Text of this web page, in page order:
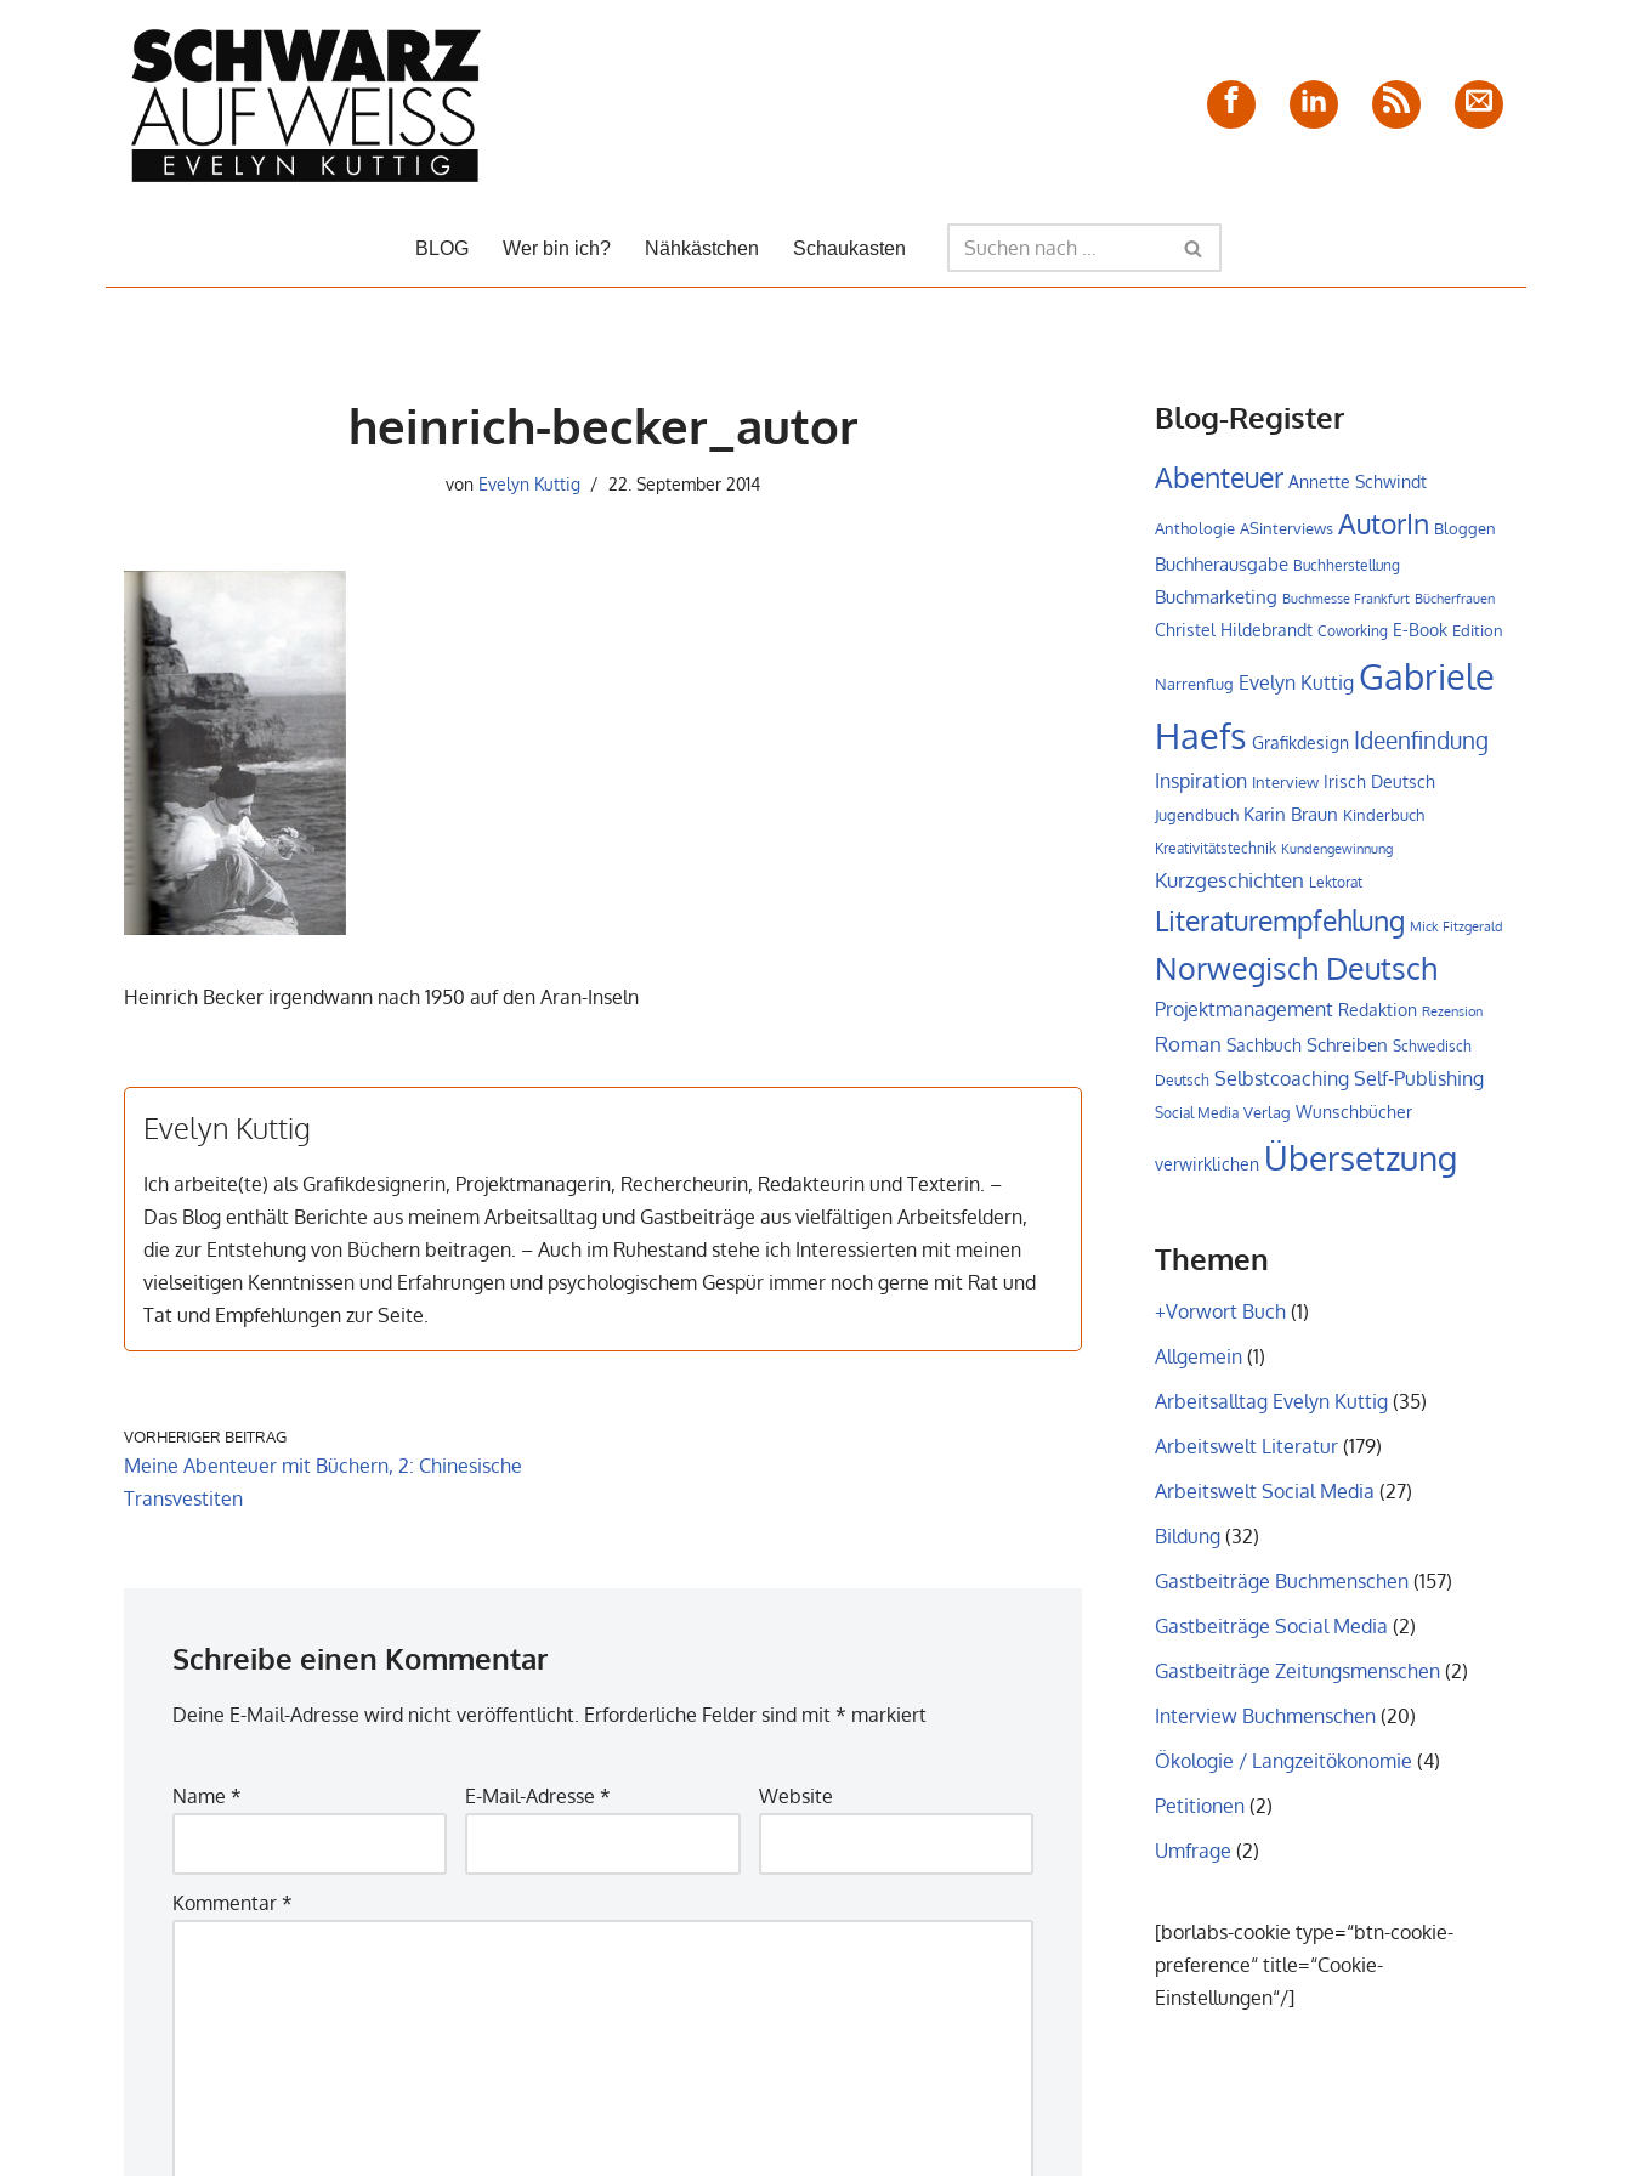
FacebookLinkedIn Feed
E-
Mail
BLOG Wer bin ich? Nähkästchen Schaukasten
heinrich-becker_autor
von Evelyn Kuttig 22. September 2014
Heinrich Becker irgendwann nach 1950 auf den Aran-Inseln
Evelyn Kuttig
Ich arbeite(te) als Grafikdesignerin, Projektmanagerin, Rechercheurin, Redakteurin und Texterin. –
Das Blog enthält Berichte aus meinem Arbeitsalltag und Gastbeiträge aus vielfältigen Arbeitsfeldern,
die zur Entstehung von Büchern beitragen. – Auch im Ruhestand stehe ich Interessierten mit meinen
vielseitigen Kenntnissen und Erfahrungen und psychologischem Gespür immer noch gerne mit Rat und
Tat und Empfehlungen zur Seite.
VORHERIGER BEITRAG
Meine Abenteuer mit Büchern, 2: Chinesische
Transvestiten
Schreibe einen Kommentar
Deine E-Mail-Adresse wird nicht veröffentlicht. Erforderliche Felder sind mit * markiert
Name * E-Mail-Adresse* Website
Kommentar *
Blog-Register
Abenteuer Annette Schwindt
Anthologie ASinterviews AutorIn Bloggen
Buchherausgabe Buchherstellung
Buchmarketing Buchmesse Frankfurt Bücherfrauen
Christel Hildebrandt Coworking E-Book Edition
Narrenflug Evelyn Kuttig Gabriele
Haefs Grafikdesign Ideenfindung
Inspiration Interview Irisch Deutsch
Jugendbuch Karin Braun Kinderbuch
Kreativitätstechnik Kundengewinnung
Kurzgeschichten Lektorat
Literaturempfehlung Mick Fitzgerald
Norwegisch Deutsch
Projektmanagement Redaktion Rezension
Roman Sachbuch Schreiben Schwedisch
Deutsch Selbstcoaching Self-Publishing
Social Media Verlag Wunschbücher
verwirklichen Übersetzung
Themen
+Vorwort Buch (1)
Allgemein (1)
Arbeitsalltag Evelyn Kuttig (35)
Arbeitswelt Literatur (179)
Arbeitswelt Social Media (27)
Bildung (32)
Gastbeiträge Buchmenschen (157)
Gastbeiträge Social Media (2)
Gastbeiträge Zeitungsmenschen (2)
Interview Buchmenschen (20)
Ökologie / Langzeitökonomie (4)
Petitionen (2)
Umfrage (2)
[borlabs-cookie type=“btn-cookie-
preference“ title=“Cookie-
Einstellungen“/]